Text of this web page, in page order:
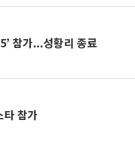
참가...성황리 종료
참가